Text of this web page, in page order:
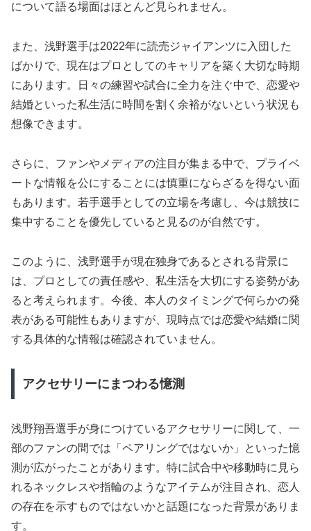
について語る場面はほとんど見られません。
また、浅野選手は2022年に読売ジャイアンツに入団した
ばかりで、現在はプロとしてのキャリアを築く大切な時期
にあります。日々の練習や試合に全力を注ぐ中で、恋愛や
結婚といった私生活に時間を割く余裕がないという状況も
想像できます。
さらに、ファンやメディアの注目が集まる中で、プライベ
ートな情報を公にすることには慎重にならざるを得ない面
もあります。若手選手としての立場を考慮し、今は競技に
集中することを優先していると見るのが自然です。
このように、浅野選手が現在独身であるとされる背景に
は、プロとしての責任感や、私生活を大切にする姿勢があ
ると考えられます。今後、本人のタイミングで何らかの発
表がある可能性もありますが、現時点では恋愛や結婚に関
する具体的な情報は確認されていません。
アクセサリーにまつわる憶測
浅野翔吾選手が身につけているアクセサリーに関して、一
部のファンの間では「ペアリングではないか」といった憶
測が広がったことがあります。特に試合中や移動時に見ら
れるネックレスや指輪のようなアイテムが注目され、恋人
の存在を示すものではないかと話題になった背景がありま
す。